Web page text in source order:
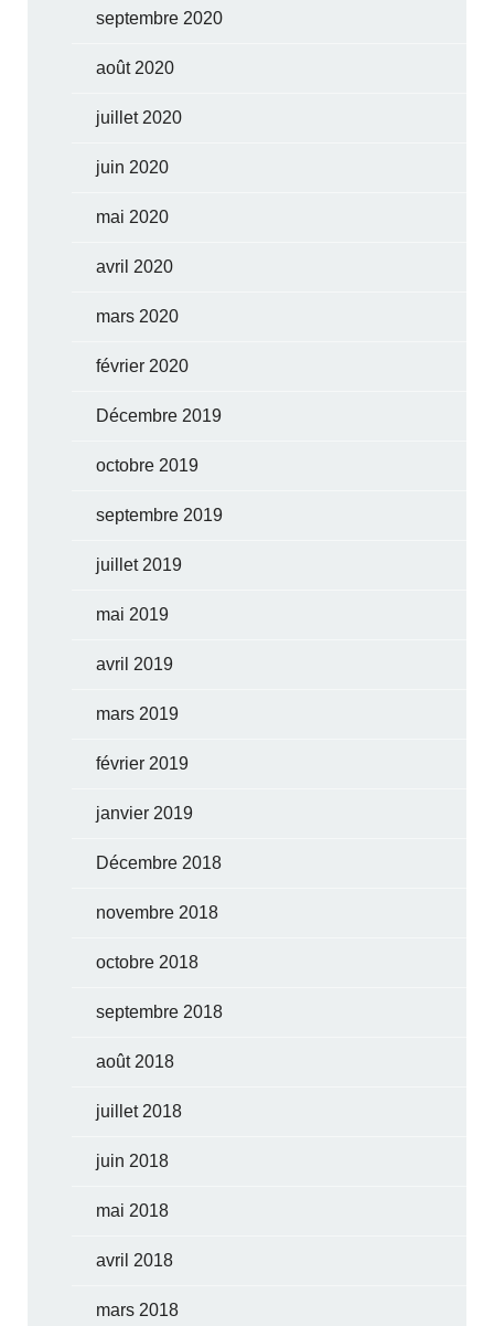
septembre 2020
août 2020
juillet 2020
juin 2020
mai 2020
avril 2020
mars 2020
février 2020
Décembre 2019
octobre 2019
septembre 2019
juillet 2019
mai 2019
avril 2019
mars 2019
février 2019
janvier 2019
Décembre 2018
novembre 2018
octobre 2018
septembre 2018
août 2018
juillet 2018
juin 2018
mai 2018
avril 2018
mars 2018